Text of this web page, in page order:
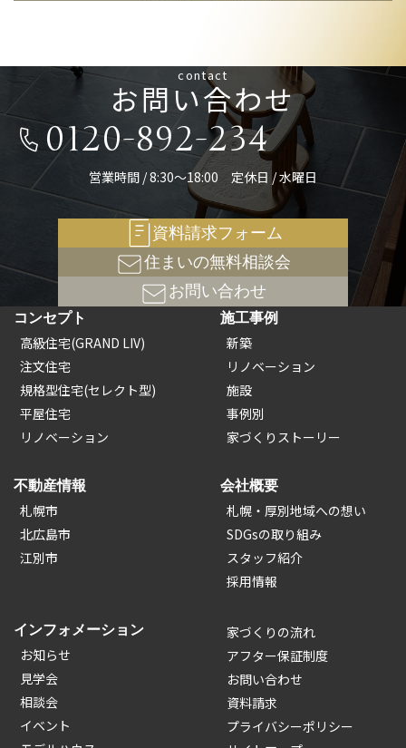
contact
お問い合わせ
0120-892-234
営業時間 / 8:30～18:00 定休日 / 水曜日
資料請求フォーム
住まいの無料相談会
お問い合わせ
コンセプト
高級住宅(GRAND LIV)
注文住宅
規格型住宅(セレクト型)
平屋住宅
リノベーション
施工事例
新築
リノベーション
施設
事例別
家づくりストーリー
不動産情報
札幌市
北広島市
江別市
会社概要
札幌・厚別地域への想い
SDGsの取り組み
スタッフ紹介
採用情報
インフォメーション
お知らせ
見学会
相談会
イベント
家づくりの流れ
アフター保証制度
お問い合わせ
資料請求
プライバシーポリシー